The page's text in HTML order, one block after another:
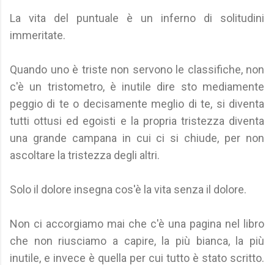
La vita del puntuale è un inferno di solitudini
immeritate.
Quando uno è triste non servono le classifiche, non
c'è un tristometro, è inutile dire sto mediamente
peggio di te o decisamente meglio di te, si diventa
tutti ottusi ed egoisti e la propria tristezza diventa
una grande campana in cui ci si chiude, per non
ascoltare la tristezza degli altri.
Solo il dolore insegna cos'è la vita senza il dolore.
Non ci accorgiamo mai che c'è una pagina nel libro
che non riusciamo a capire, la più bianca, la più
inutile, e invece è quella per cui tutto è stato scritto.